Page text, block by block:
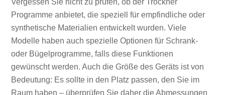
Vergessen Sie nicht zu prüfen, ob der Trockner
Programme anbietet, die speziell für empfindliche oder
synthetische Materialien entwickelt wurden. Viele
Modelle haben auch spezielle Optionen für Schrank-
oder Bügelprogramme, falls diese Funktionen
gewünscht werden. Auch die Größe des Geräts ist von
Bedeutung: Es sollte in den Platz passen, den Sie im
Raum haben – überprüfen Sie daher die Abmessungen